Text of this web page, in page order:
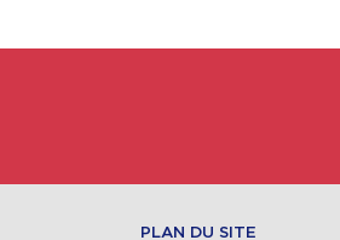
PLAN DU SITE